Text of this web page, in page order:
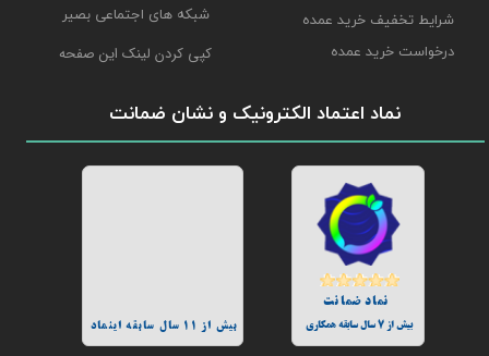
شرایط تخفیف خرید عمده
درخواست خرید عمده
نماد اعتماد الکترونیک و نشان ضمانت
بیش از 11 سال سابقه اینماد بیش از 7 سال سابقه همکاری
شبکه های اجتماعی بصیر
کپی کردن لینک این صفحه